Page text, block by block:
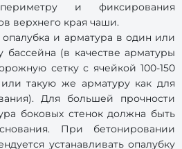
и фиксирования
верхнего края чаши.
опалубка и арматура в один или
(в качестве арматуры
сетку с ячейкой 100-150
такую же арматуру как для
Для большей прочности
боковых стенок должна быть
При бетонировании
устанавливать опалубку